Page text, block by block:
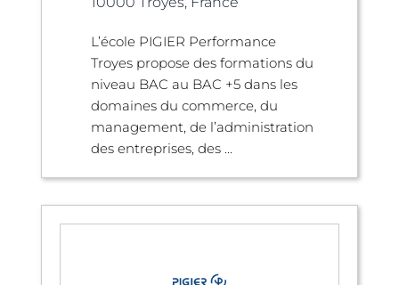
L’école PIGIER Performance
Troyes propose des formations du
niveau BAC au BAC +5 dans les
domaines du commerce, du
management, de l’administration
des entreprises, des ...